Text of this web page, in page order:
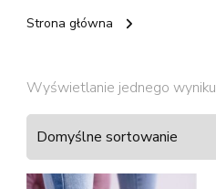
Strona główna
Wyświetlanie jednego wyniku